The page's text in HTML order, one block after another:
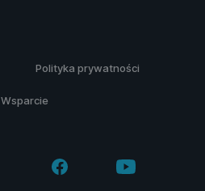
Polityka prywatności
Wsparcie